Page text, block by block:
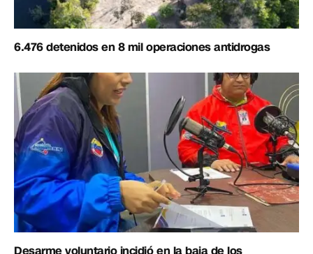
6.476 detenidos en 8 mil operaciones antidrogas